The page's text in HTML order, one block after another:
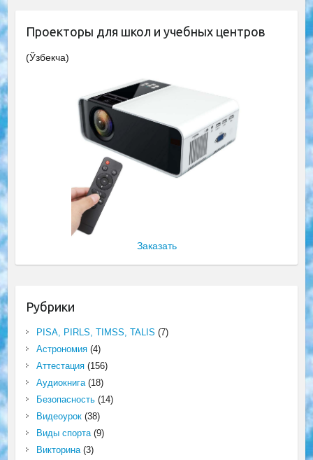
Проекторы для школ и учебных центров
(Ўзбекча)
Заказать
Рубрики
PISA, PIRLS, TIMSS, TALIS (7)
Астрономия(4)
Аттестация(156)
Аудиокнига(18)
Безопасность(14)
Видеоурок(38)
Виды спорта(9)
Викторина(3)